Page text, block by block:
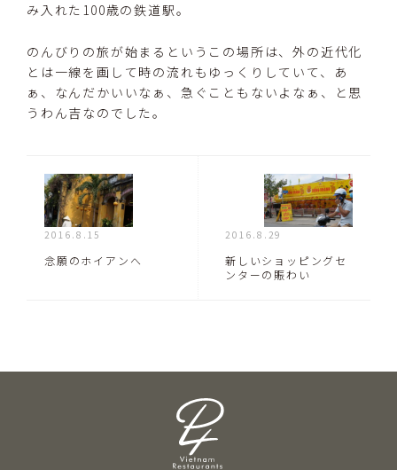
み入れた100歳の鉄道駅。
のんびりの旅が始まるというこの場所は、外の近代化
とは一線を画して時の流れもゆっくりしていて、あ
ぁ、なんだかいいなぁ、急ぐこともないよなぁ、と思
うわん吉なのでした。
2016.8.15
念願のホイアンへ
2016.8.29
新しいショッピングセ
ンターの賑わい